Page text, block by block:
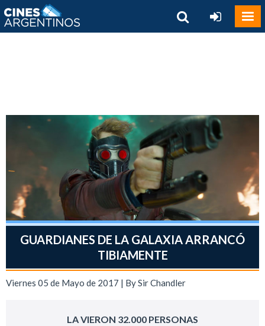
GUARDIANES DE LA GALAXIA ARRANCÓ
TIBIAMENTE
Viernes 05 de Mayo de 2017 | BySir Chandler
LA VIERON 32.000 PERSONAS